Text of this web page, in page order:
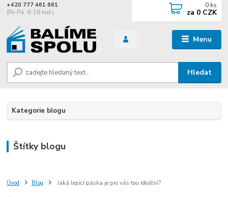
Menu
Hledat
+420 777 461 661
(Po-Pá, 8-16 hod.)
0 ks
za 0 CZK
Kategorie blogu
Štítky blogu
Úvod Blog Jaká lepicí páska je pro vás tou ideální?